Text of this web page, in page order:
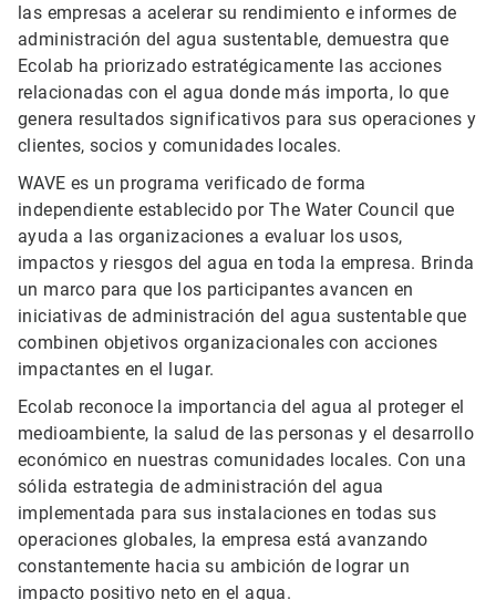
las empresas a acelerar su rendimiento e informes de
administración del agua sustentable, demuestra que
Ecolab ha priorizado estratégicamente las acciones
relacionadas con el agua donde más importa, lo que
genera resultados significativos para sus operaciones y
clientes, socios y comunidades locales.
WAVE es un programa verificado de forma
independiente establecido por The Water Council que
ayuda a las organizaciones a evaluar los usos,
impactos y riesgos del agua en toda la empresa. Brinda
un marco para que los participantes avancen en
iniciativas de administración del agua sustentable que
combinen objetivos organizacionales con acciones
impactantes en el lugar.
Ecolab reconoce la importancia del agua al proteger el
medioambiente, la salud de las personas y el desarrollo
económico en nuestras comunidades locales. Con una
sólida estrategia de administración del agua
implementada para sus instalaciones en todas sus
operaciones globales, la empresa está avanzando
constantemente hacia su ambición de lograr un
impacto positivo neto en el agua.